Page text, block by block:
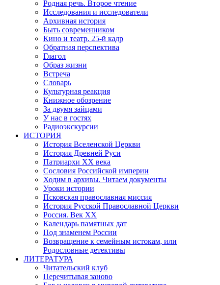
Родная речь. Второе чтение
Исследования и исследователи
Архивная история
Быть современником
Кино и театр. 25-й кадр
Обратная перспектива
Глагол
Образ жизни
Встреча
Словарь
Культурная реакция
Книжное обозрение
За двумя зайцами
У нас в гостях
Радиоэкскурсии
ИСТОРИЯ
История Вселенской Церкви
История Древней Руси
Патриархи XX века
Сословия Российской империи
Ходим в архивы. Читаем документы
Уроки истории
Псковская православная миссия
История Русской Православной Церкви
Россия. Век ХХ
Календарь памятных дат
Под знаменем России
Возвращение к семейным истокам, или
Родословные детективы
ЛИТЕРАТУРА
Читательский клуб
Перечитывая заново